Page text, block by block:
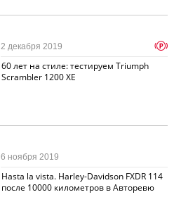
60 лет на стиле: тестируем Triumph
Scrambler 1200 XE
2 декабря 2019 p
Hasta la vista. Harley-Davidson FXDR 114
после 10000 километров в Авторевю
6 ноября 2019